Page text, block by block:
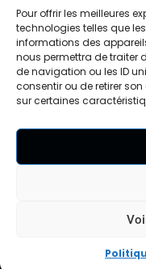
Pour offrir les meilleures
technologies telles que
informations des
nous permettra de traiter
de navigation ou les ID
consentir ou de retirer
sur certaines
Mentions légales